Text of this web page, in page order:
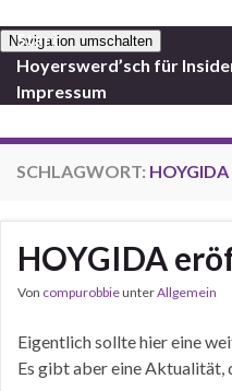
Navigation umschalten
Start
Hoyerswerd’sch für
Impressum
SCHLAGWORT: HOYGIDA
HOYGIDA
Von compurobbieunterAllgemein
Eigentlich sollte hier eine
Es gibt aber eine Aktualität,